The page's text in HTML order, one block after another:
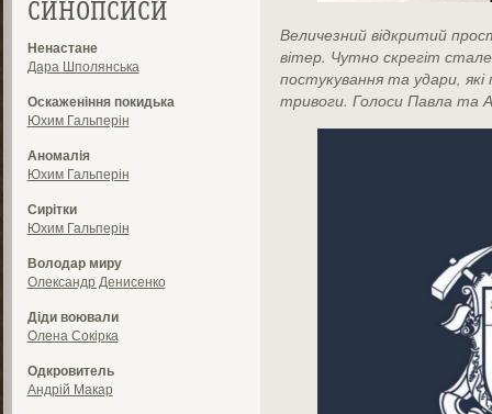
СИНОПСИСИ
Ненастане
Дара Шполянська
Оскаженіння покидька
Юхим Гальперін
Аномалія
Юхим Гальперін
Сирітки
Юхим Гальперін
Володар миру
Олександр Денисенко
Діди воювали
Олена Сокірка
Одкровитель
Андрій Макар
Величезний відкритий
вітер. Чутно скрегіт
постукування та удари,
тривоги. Голоси Павла та